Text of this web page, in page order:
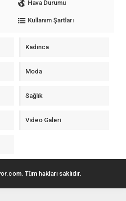
Hava Durumu
Kullanım Şartları
Kadınca
Moda
Sağlık
Video Galeri
Tüm hakları saklıdır.